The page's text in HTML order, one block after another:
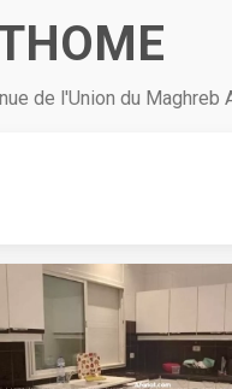
de l'Union du Maghreb